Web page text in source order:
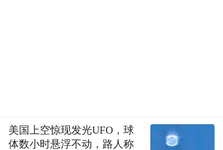
美国上空惊现发光UFO，球
体数小时悬浮不动，路人称